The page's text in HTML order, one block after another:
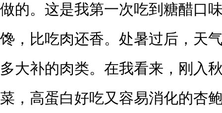
做的。这是我第一次吃到糖醋口
馋，比吃肉还香。处暑过后，天
多大补的肉类。在我看来，刚入
菜，高蛋白好吃又容易消化的杏